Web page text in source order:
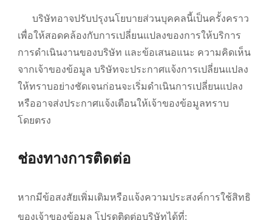
บริษัทอาจปรับปรุงนโยบายส่วนบุคคลนี้เป็นครั้งคราว
เพื่อให้สอดคล้องกับการเปลี่ยนแปลงของการให้บริการ
การดำเนินงานของบริษัท และข้อเสนอแนะ ความคิดเห็น
จากเจ้าของข้อมูล บริษัทจะประกาศแจ้งการเปลี่ยนแปลง
ให้ทราบอย่างชัดเจนก่อนจะเริ่มดำเนินการเปลี่ยนแปลง
หรืออาจส่งประกาศแจ้งเตือนให้เจ้าของข้อมูลทราบ
โดยตรง
ช่องทางการติดต่อ
หากมีข้อสงสัยเพิ่มเติมหรือแจ้งความประสงค์การใช้สิทธิ
ของเจ้าของข้อมูล โปรดติดต่อบริษัทได้ที่: